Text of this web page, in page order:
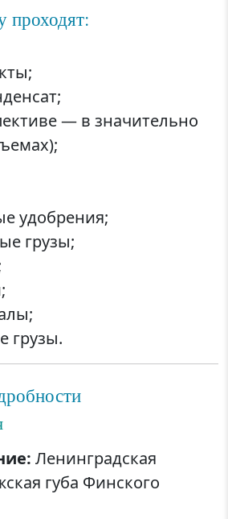
проходят:
— в значительно
удобрения;
грузы;
грузы.
Ленинградская
губа Финского